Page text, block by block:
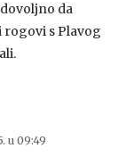
da
s Plavog
u 09:49